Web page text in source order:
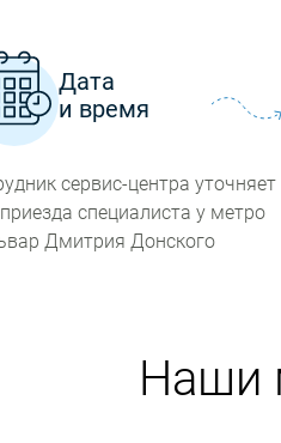
Дата
и время
сервис-центра уточняет
специалиста у метро
Дмитрия Донского
Наши